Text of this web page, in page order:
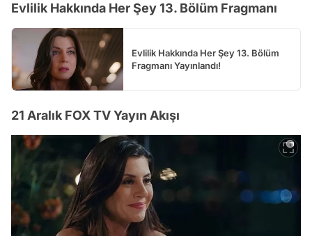
Evlilik Hakkında Her Şey 13. Bölüm Fragmanı
Evlilik Hakkında Her Şey 13. Bölüm
Fragmanı Yayınlandı!
21 Aralık FOX TV Yayın Akışı